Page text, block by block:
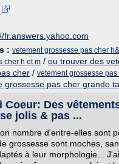
fr.answers.yahoo.com
: vetement grossesse pas cher
cher h et m / ou trouver des
cher / vetement grossesse
grossesse pas cher grande
Coeur: Des
jolis & pas ...
nombre d'entre-elles sont
grossesse sont moches,
à leur morphologie...